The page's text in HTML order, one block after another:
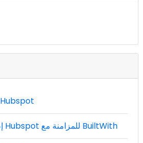
ربط BuiltWith بـ Hubspot
إضافة خصائص إلى Hubspot للمزامنة مع BuiltWith